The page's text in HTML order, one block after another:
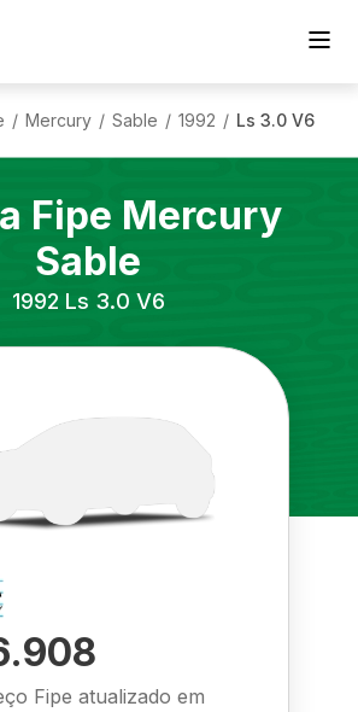
/ Mercury / Sable / 1992 / Ls 3.0 V6
Fipe Mercury
Sable
1992 Ls 3.0 V6
Fipe atualizado em